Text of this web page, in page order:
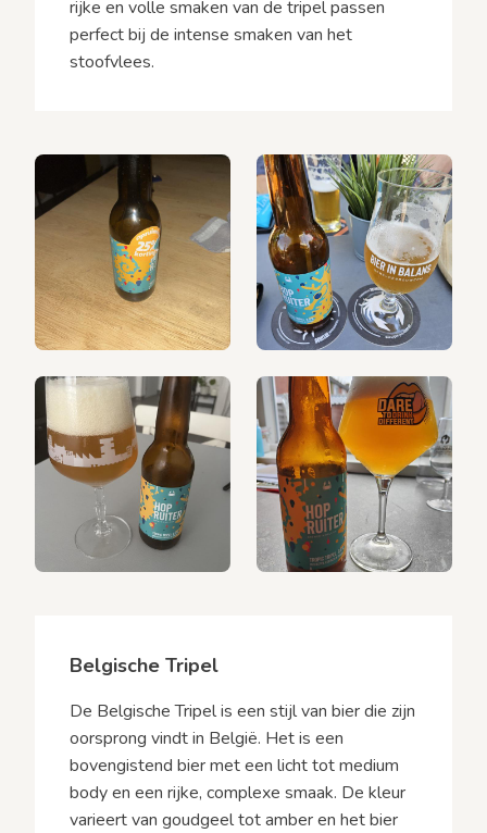
rijke en volle smaken van de tripel passen
perfect bij de intense smaken van het
stoofvlees.
Belgische Tripel
De Belgische Tripel is een stijl van bier die zijn
oorsprong vindt in België. Het is een
bovengistend bier met een licht tot medium
body en een rijke, complexe smaak. De kleur
varieert van goudgeel tot amber en het bier